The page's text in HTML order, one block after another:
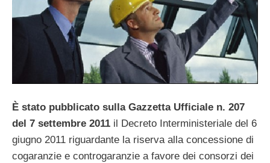
È stato pubblicato sulla Gazzetta Ufficiale n. 207
del 7 settembre 2011 il Decreto Interministeriale del 6
giugno 2011 riguardante la riserva alla concessione di
cogaranzie e controgaranzie a favore dei consorzi dei